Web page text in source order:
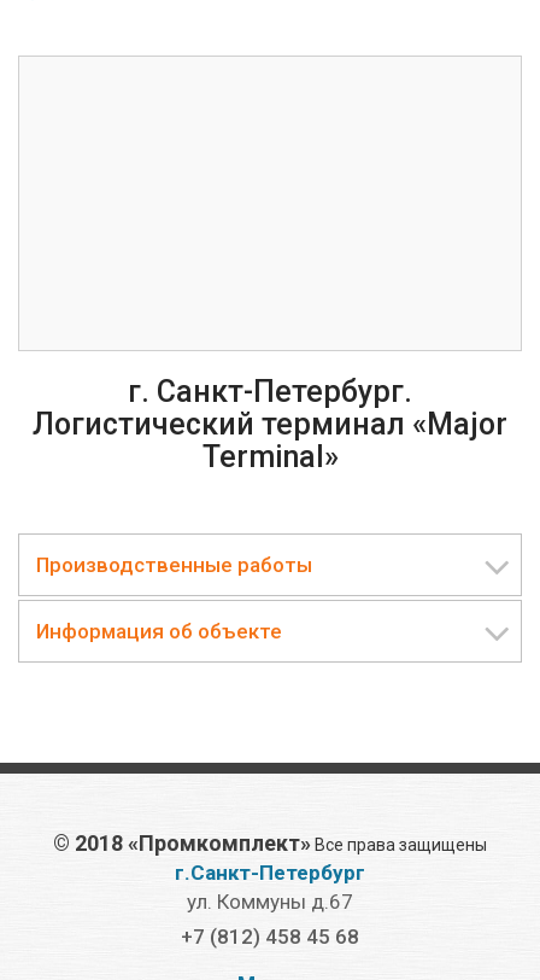
г. Санкт-Петербург.
Логистический терминал «Major
Terminal»
Производственные работы
Информация об объекте
© 2018 «Промкомплект» Все права защищены
г.Санкт-Петербург
ул. Коммуны д.67
+7 (812) 458 45 68